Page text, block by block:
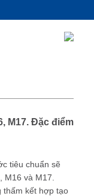
M17. Đặc điểm
tiêu chuẩn sẽ
và M17.
thấm kết hợp tạo